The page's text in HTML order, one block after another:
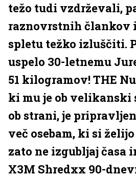
težo tudi vzdrževali,
raznovrstnih člankov
spletu težko izluščiti.
uspelo 30-letnemu
51 kilogramov! THE
ki mu je ob velikanski
ob strani, je
več osebam, ki si
zato ne izgubljaj časa
X3M Shredxx 90-